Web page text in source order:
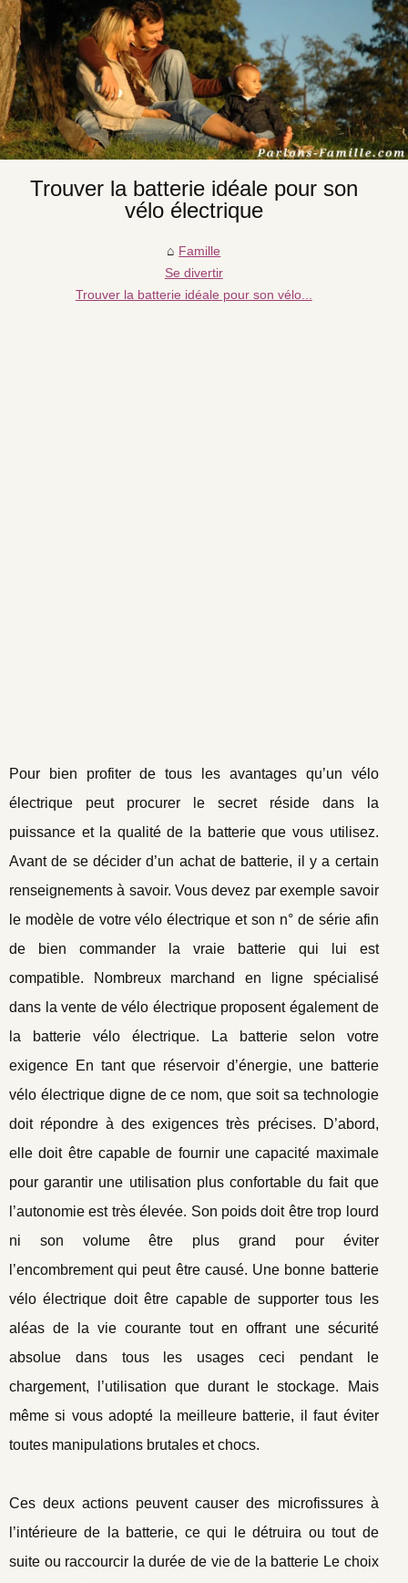
Trouver la batterie idéale pour son
vélo électrique
Famille
Se divertir
Trouver la batterie idéale pour son vélo...
Pour bien profiter de tous les avantages qu’un vélo
électrique peut procurer le secret réside dans la
puissance et la qualité de la batterie que vous utilisez.
Avant de se décider d’un achat de batterie, il y a certain
renseignements à savoir. Vous devez par exemple savoir
le modèle de votre vélo électrique et son n° de série afin
de bien commander la vraie batterie qui lui est
compatible. Nombreux marchand en ligne spécialisé
dans la vente de vélo électrique proposent également de
la batterie vélo électrique. La batterie selon votre
exigence En tant que réservoir d’énergie, une batterie
vélo électrique digne de ce nom, que soit sa technologie
doit répondre à des exigences très précises. D’abord,
elle doit être capable de fournir une capacité maximale
pour garantir une utilisation plus confortable du fait que
l’autonomie est très élevée. Son poids doit être trop lourd
ni son volume être plus grand pour éviter
l’encombrement qui peut être causé. Une bonne batterie
vélo électrique doit être capable de supporter tous les
aléas de la vie courante tout en offrant une sécurité
absolue dans tous les usages ceci pendant le
chargement, l’utilisation que durant le stockage. Mais
même si vous adopté la meilleure batterie, il faut éviter
toutes manipulations brutales et chocs.
Ces deux actions peuvent causer des microfissures à
l’intérieure de la batterie, ce qui le détruira ou tout de
suite ou raccourcir la durée de vie de la batterie Le choix